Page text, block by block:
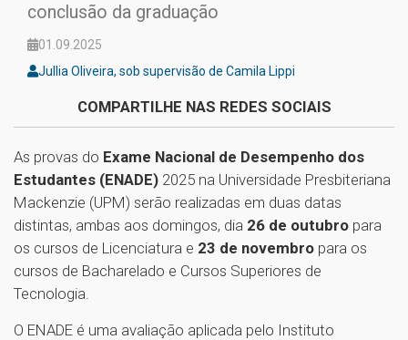
conclusão da graduação
01.09.2025
Jullia Oliveira, sob supervisão de Camila Lippi
COMPARTILHE NAS REDES SOCIAIS
As provas do Exame Nacional de Desempenho dos
Estudantes (ENADE) 2025 na Universidade Presbiteriana
Mackenzie (UPM) serão realizadas em duas datas
distintas, ambas aos domingos, dia 26 de outubro para
os cursos de Licenciatura e 23 de novembro para os
cursos de Bacharelado e Cursos Superiores de
Tecnologia.
O ENADE é uma avaliação aplicada pelo Instituto